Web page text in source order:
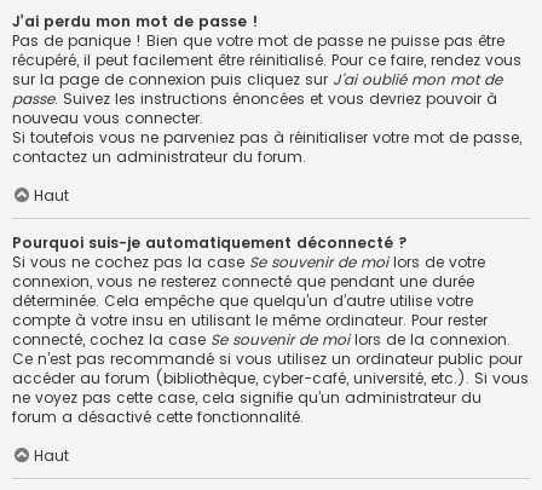
J’ai perdu mon mot de passe !
Pas de panique ! Bien que votre mot de passe ne puisse pas être
récupéré, il peut facilement être réinitialisé. Pour ce faire, rendez vous
sur la page de connexion puis cliquez sur J’ai oublié mon mot de
passe. Suivez les instructions énoncées et vous devriez pouvoir à
nouveau vous connecter.
Si toutefois vous ne parveniez pas à réinitialiser votre mot de passe,
contactez un administrateur du forum.
Haut
Pourquoi suis-je automatiquement déconnecté ?
Si vous ne cochez pas la case Se souvenir de moilors de votre
connexion, vous ne resterez connecté que pendant une durée
déterminée. Cela empêche que quelqu’un d’autre utilise votre
compte à votre insu en utilisant le même ordinateur. Pour rester
connecté, cochez la case Se souvenir de moilors de la connexion.
Ce n’est pas recommandé si vous utilisez un ordinateur public pour
accéder au forum (bibliothèque, cyber-café, université, etc.). Si vous
ne voyez pas cette case, cela signifie qu’un administrateur du
forum a désactivé cette fonctionnalité.
Haut